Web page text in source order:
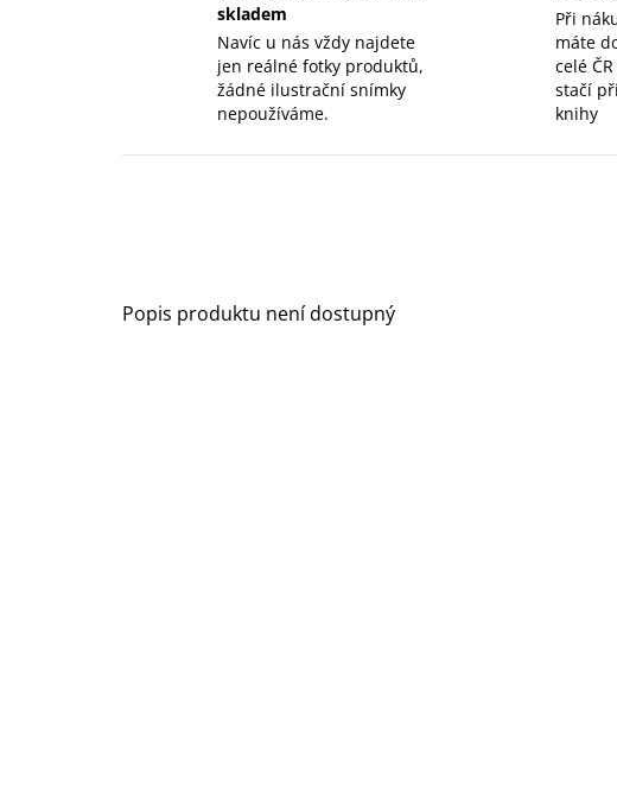
skladem
Navíc u nás vždy najdete
jen reálné fotky produktů,
žádné ilustrační snímky
nepoužíváme.
Při
máte
celé
stačí
knihy
Popis produktu není dostupný